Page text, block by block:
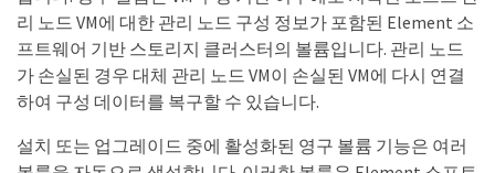
리 노드 VM에 대한 관리 노드 구성 정보가 포함된 Element 소
프트웨어 기반 스토리지 클러스터의 볼륨입니다. 관리 노드
가 손실된 경우 대체 관리 노드 VM이 손실된 VM에 다시 연결
하여 구성 데이터를 복구할 수 있습니다.
설치 또는 업그레이드 중에 활성화된 영구 볼륨 기능은 여러